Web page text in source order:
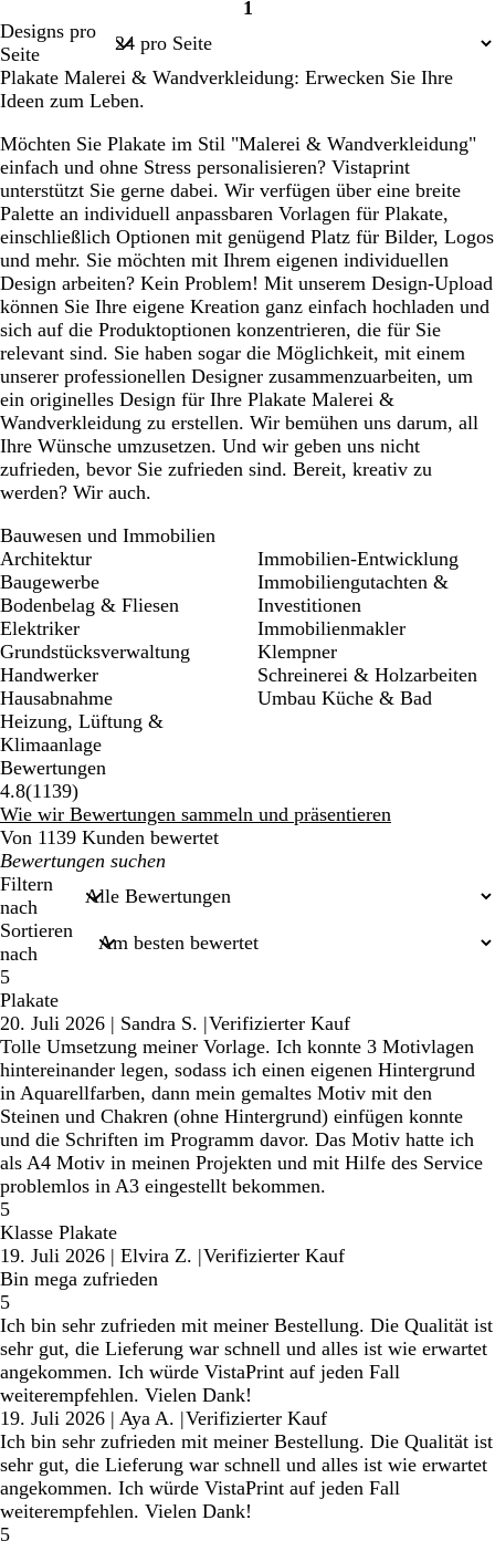
k
l
l
l
a
k
l
b
a
u
u
r
ü
w
r
z
Seite
1
Designs pro
Seite
Plakate Malerei & Wandverkleidung: Erwecken Sie Ihre
Ideen zum Leben.
Möchten Sie Plakate im Stil "Malerei & Wandverkleidung"
einfach und ohne Stress personalisieren? Vistaprint
unterstützt Sie gerne dabei. Wir verfügen über eine breite
Palette an individuell anpassbaren Vorlagen für Plakate,
einschließlich Optionen mit genügend Platz für Bilder, Logos
und mehr. Sie möchten mit Ihrem eigenen individuellen
Design arbeiten? Kein Problem! Mit unserem Design-Upload
können Sie Ihre eigene Kreation ganz einfach hochladen und
sich auf die Produktoptionen konzentrieren, die für Sie
relevant sind. Sie haben sogar die Möglichkeit, mit einem
unserer professionellen Designer zusammenzuarbeiten, um
ein originelles Design für Ihre Plakate Malerei &
Wandverkleidung zu erstellen. Wir bemühen uns darum, all
Ihre Wünsche umzusetzen. Und wir geben uns nicht
zufrieden, bevor Sie zufrieden sind. Bereit, kreativ zu
werden? Wir auch.
Bauwesen und Immobilien
Architektur
Baugewerbe
Bodenbelag & Fliesen
Elektriker
Grundstücksverwaltung
Handwerker
Hausabnahme
Heizung, Lüftung &
Klimaanlage
Immobilien-Entwicklung
Immobiliengutachten &
Investitionen
Immobilienmakler
Klempner
Schreinerei & Holzarbeiten
Umbau Küche & Bad
Bewertungen
4.8(11391139
Bewertungen
)
Wie wir Bewertungen sammeln und präsentieren
Von 1139 Kunden bewertet
Meine
Sucheingaben
Filtern
nach
Sortieren
nach
5
Plakate
20. Juli 2026 | Sandra S. |Verifizierter Kauf
Tolle Umsetzung meiner Vorlage. Ich konnte 3 Motivlagen
hintereinander legen, sodass ich einen eigenen Hintergrund
in Aquarellfarben, dann mein gemaltes Motiv mit den
Steinen und Chakren (ohne Hintergrund) einfügen konnte
und die Schriften im Programm davor. Das Motiv hatte ich
als A4 Motiv in meinen Projekten und mit Hilfe des Service
problemlos in A3 eingestellt bekommen.
5
Klasse Plakate
19. Juli 2026 | Elvira Z. |Verifizierter Kauf
Bin mega zufrieden
5
Ich bin sehr zufrieden mit meiner Bestellung. Die Qualität ist
sehr gut, die Lieferung war schnell und alles ist wie erwartet
angekommen. Ich würde VistaPrint auf jeden Fall
weiterempfehlen. Vielen Dank!
19. Juli 2026 | Aya A. |Verifizierter Kauf
Ich bin sehr zufrieden mit meiner Bestellung. Die Qualität ist
sehr gut, die Lieferung war schnell und alles ist wie erwartet
angekommen. Ich würde VistaPrint auf jeden Fall
weiterempfehlen. Vielen Dank!
5